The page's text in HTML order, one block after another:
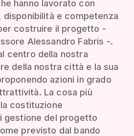
hanno lavorato con
disponibilità e competenza
costruire il progetto -
Alessandro Fabris -.
centro della nostra
della nostra città e la sua
azioni in grado
La cosa più
costituzione
gestione del progetto
previsto dal bando